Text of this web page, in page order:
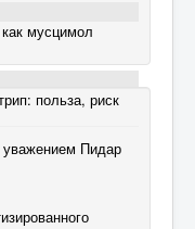
мусцимол
польза, риск
Пидар